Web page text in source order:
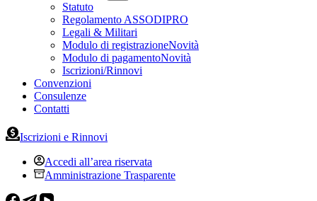
Statuto
Regolamento ASSODIPRO
Legali & Militari
Modulo di registrazioneNovità
Modulo di pagamentoNovità
Iscrizioni/Rinnovi
Convenzioni
Consulenze
Contatti
Iscrizioni e Rinnovi
Accedi all’area riservata
Amministrazione Trasparente